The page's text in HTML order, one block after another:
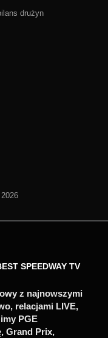
drużyn
SPEEDWAY TV
z najnowszymi
relacjami LIVE,
PGE
Grand Prix,